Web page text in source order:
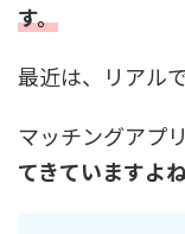
す。
最近は、リアル
マッチングアプ
てきていますよね